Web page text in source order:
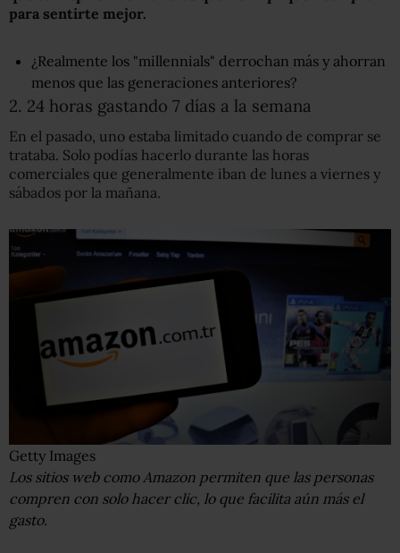
para sentirte mejor.
¿Realmente los "millennials" derrochan más y ahorran
menos que las generaciones anteriores?
2. 24 horas gastando 7 días a la semana
En el pasado, uno estaba limitado cuando de comprar se
trataba. Solo podías hacerlo durante las horas
comerciales que generalmente iban de lunes a viernes y
sábados por la mañana.
Getty Images
Los sitios web como Amazon permiten que las personas
compren con solo hacer clic, lo que facilita aún más el
gasto.